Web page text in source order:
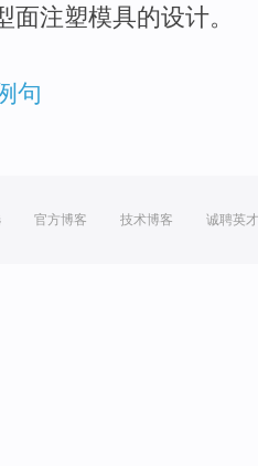
面注塑模具的设计。
句
官方博客 技术博客 诚聘英才